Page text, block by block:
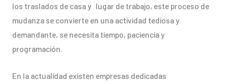
los traslados de casa y lugar de trabajo, este proceso de
mudanza se convierte en una actividad tediosa y
demandante, se necesita tiempo, paciencia y
programación.
En la actualidad existen empresas dedicadas